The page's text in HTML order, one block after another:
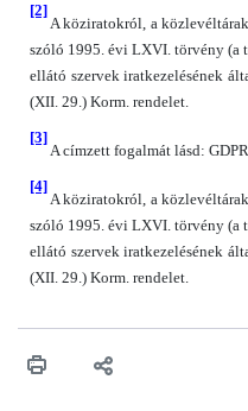
[2]
A köziratokról, a
szóló 1995. évi LXVI. törvény (a
ellátó szervek iratkezelésének
(XII. 29.) Korm. rendelet.
[3]
A címzett fogalmát lásd:
[4]
A köziratokról, a
szóló 1995. évi LXVI. törvény (a
ellátó szervek iratkezelésének
(XII. 29.) Korm. rendelet.